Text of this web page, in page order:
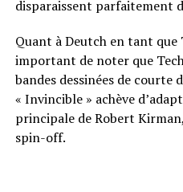
disparaissent parfaitement
Quant à Deutch en tant que
important de noter que
bandes dessinées de courte
« Invincible » achève
principale de Robert
spin-off.